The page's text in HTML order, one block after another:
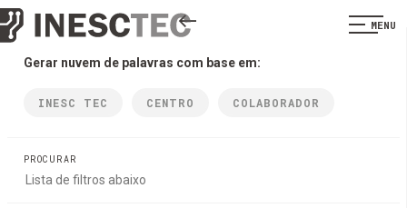
MENU
Gerar nuvem de palavras com base em:
INESC TEC CENTRO COLABORADOR
PROCURAR